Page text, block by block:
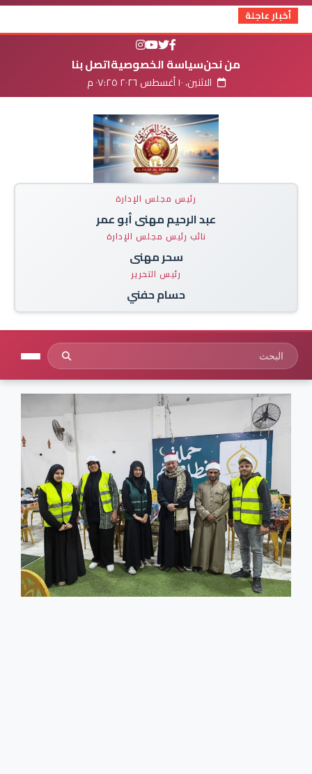
أخبار عاجلة
من نحنسياسة الخصوصيةاتصل بنا
الاثنين، ١٠ أغسطس ٢٠٢٦ ٠٧:٢٥ م
رئيس مجلس الإدارة
عبد الرحيم مهنى أبو عمر
نائب رئيس مجلس الإدارة
سحر مهنى
رئيس التحرير
حسام حفني